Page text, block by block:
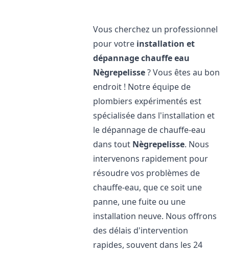
Vous cherchez un professionnel
pour votre installation et
dépannage chauffe eau
Nègrepelisse? Vous êtes au bon
endroit ! Notre équipe de
plombiers expérimentés est
spécialisée dans l'installation et
le dépannage de chauffe-eau
dans tout Nègrepelisse. Nous
intervenons rapidement pour
résoudre vos problèmes de
chauffe-eau, que ce soit une
panne, une fuite ou une
installation neuve. Nous offrons
des délais d'intervention
rapides, souvent dans les 24